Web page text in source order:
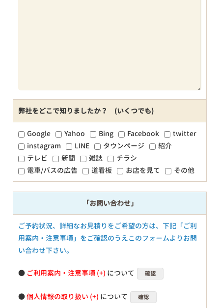
弊社をどこで知りましたか？ (いくつでも)
Google Yahoo Bing Facebook
twitter
instagram
LINE タウンページ
紹介
テレビ
新聞 雑誌
チラシ
電車/バスの広告
道看板 お店を見て その他
「お問い合わせ」
ご予約状況、詳細なお見積りをご希望の方は、下記「ご利
用案内・注意事項」をご確認のうえこのフォームよりお問
い合わせ下さい。
● ご利用案内・注意事項 について 確認
●個人情報の取り扱い について 確認